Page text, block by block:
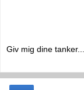
Giv mig dine tanker...